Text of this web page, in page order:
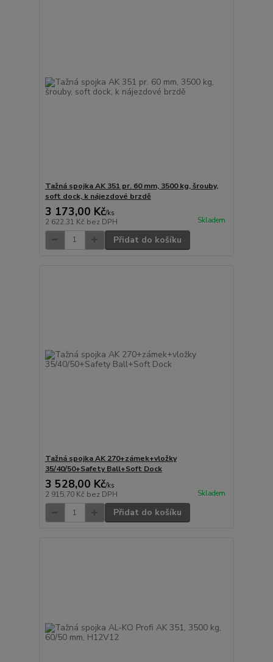
Tažná spojka AK 351 pr. 60 mm, 3500 kg, šrouby,
soft dock, k nájezdové brzdě
3 173,00 Kč/ks
2 622,31 Kč bez DPH Skladem
Přidat do košíku
Tažná spojka AK 270+zámek+vložky
35/40/50+Safety Ball+Soft Dock
3 528,00 Kč/ks
2 915,70 Kč bez DPH Skladem
Přidat do košíku